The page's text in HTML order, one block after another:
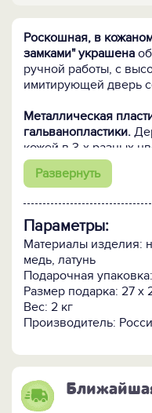
Роскошная, в
замками" украшена
ручной работы, с
имитирующей дверь
Металлическая
гальванопластики.
кожей в 3-х разных
часть ключница
латунь.
Развернуть
Параметры:
Материалы изделия:
медь, латунь
Подарочная
Размер подарка: 27 х
Вес: 2 кг
Производитель: